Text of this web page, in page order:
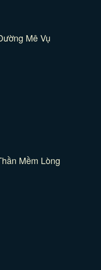
Mê Vụ
Mềm Lòng